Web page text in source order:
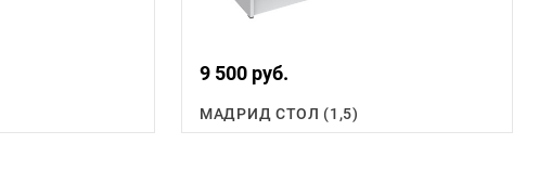
9 500 руб.
МАДРИД СТОЛ (1,5)